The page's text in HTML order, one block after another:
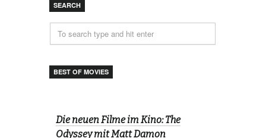
SEARCH
BEST OF MOVIES
Die neuen Filme im Kino: The
Odyssey mit Matt Damon